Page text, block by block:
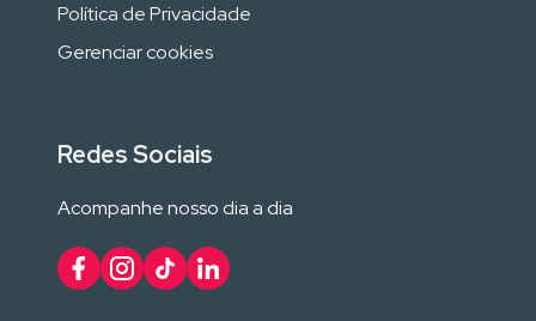
Política de Privacidade
Gerenciar cookies
Redes Sociais
Acompanhe nosso dia a dia